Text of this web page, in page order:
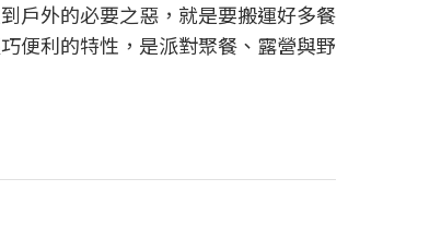
戶外的必要之惡，就是要搬運好多餐
便利的特性，是派對聚餐、露營與野